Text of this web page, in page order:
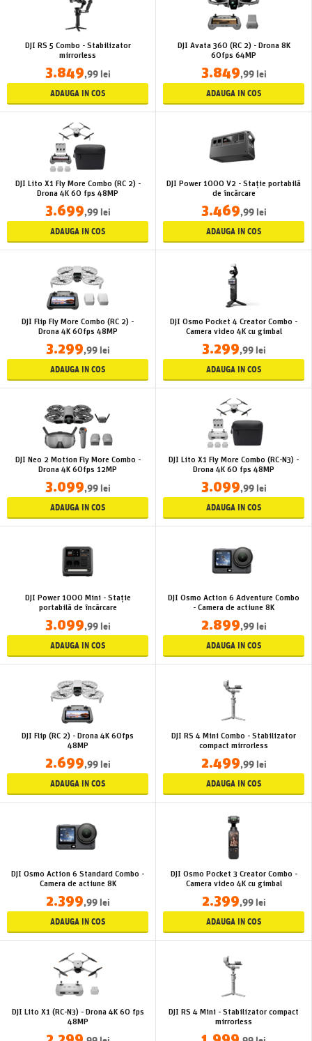
DJI RS 5 Combo - Stabilizator
mirrorless
3.849,99 lei
ADAUGA IN COS
DJI Avata 360 (RC 2) - Drona 8K
60fps 64MP
3.849,99 lei
ADAUGA IN COS
DJI Lito X1 Fly More Combo (RC 2) -
Drona 4K 60 fps 48MP
3.699,99 lei
ADAUGA IN COS
DJI Power 1000 V2 - Stație portabilă
de încărcare
3.469,99 lei
ADAUGA IN COS
DJI Flip Fly More Combo (RC 2) -
Drona 4K 60fps 48MP
3.299,99 lei
ADAUGA IN COS
DJI Osmo Pocket 4 Creator Combo -
Camera video 4K cu gimbal
3.299,99 lei
ADAUGA IN COS
DJI Neo 2 Motion Fly More Combo -
Drona 4K 60fps 12MP
3.099,99 lei
ADAUGA IN COS
DJI Lito X1 Fly More Combo (RC-N3) -
Drona 4K 60 fps 48MP
3.099,99 lei
ADAUGA IN COS
DJI Power 1000 Mini - Stație
portabilă de încărcare
3.099,99 lei
ADAUGA IN COS
DJI Osmo Action 6 Adventure Combo
- Camera de actiune 8K
2.899,99 lei
ADAUGA IN COS
DJI Flip (RC 2) - Drona 4K 60fps
48MP
2.699,99 lei
ADAUGA IN COS
DJI RS 4 Mini Combo - Stabilizator
compact mirrorless
2.499,99 lei
ADAUGA IN COS
DJI Osmo Action 6 Standard Combo -
Camera de actiune 8K
2.399,99 lei
ADAUGA IN COS
DJI Osmo Pocket 3 Creator Combo -
Camera video 4K cu gimbal
2.399,99 lei
ADAUGA IN COS
DJI Lito X1 (RC-N3) - Drona 4K 60 fps
48MP
DJI RS 4 Mini - Stabilizator compact
mirrorless